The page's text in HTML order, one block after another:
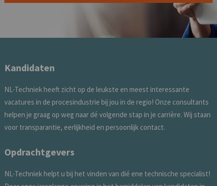
Kandidaten
NL-Techniek heeft zicht op de leukste en meest interessante
vacatures in de procesindustrie bij jou in de regio! Onze consultants
helpen je graag op weg naar dé volgende stap in je carrière. Wij staan
voor transparantie, eerlijkheid en persoonlijk contact.
Opdrachtgevers
NL-Techniek helpt u bij het vinden van dié ene technische specialist!